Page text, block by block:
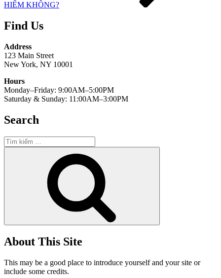
HIỂM KHÔNG?
Find Us
Address
123 Main Street
New York, NY 10001
Hours
Monday–Friday: 9:00AM–5:00PM
Saturday & Sunday: 11:00AM–3:00PM
Search
Tìm
kiếm:
About This Site
This may be a good place to introduce yourself and your site or
include some credits.